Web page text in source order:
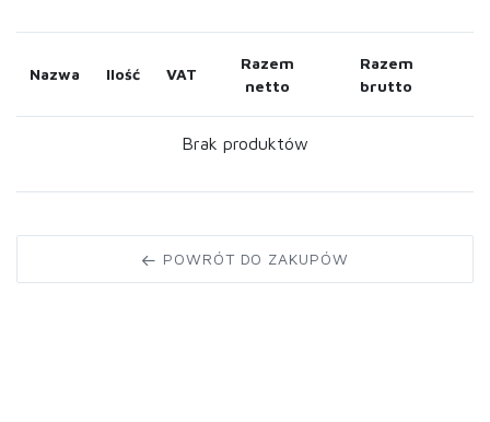
Nazwa Ilość VAT
Razem
netto
Razem
brutto
Brak produktów
POWRÓT DO ZAKUPÓW